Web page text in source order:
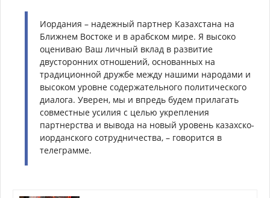
Иордания – надежный партнер Казахстана на
Ближнем Востоке и в арабском мире. Я высоко
оцениваю Ваш личный вклад в развитие
двусторонних отношений, основанных на
традиционной дружбе между нашими народами и
высоком уровне содержательного политического
диалога. Уверен, мы и впредь будем прилагать
совместные усилия с целью укрепления
партнерства и вывода на новый уровень казахско-
иорданского сотрудничества, – говорится в
телеграмме.